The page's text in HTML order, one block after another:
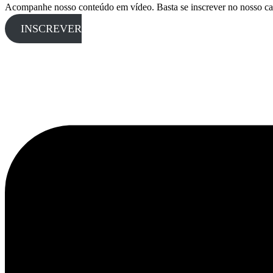
Acompanhe nosso conteúdo em vídeo. Basta se inscrever no nosso
INSCREVER